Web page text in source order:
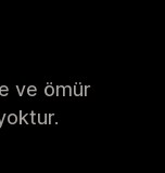
ve ömür